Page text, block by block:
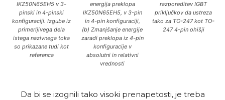
IKZ50N65EH5 v 3-
pinski in 4-pinski
konfiguraciji. Izgube iz
primerljivega dela
istega nazivnega toka
so prikazane tudi kot
referenca
energija preklopa
IKZ50N65EH5, v 3-pin
in 4-pin konfiguraciji,
(b) Zmanjšanje energije
zaradi preklopa iz 4-pin
konfiguracije v
absolutni in relativni
vrednosti
razporeditev IGBT
priključkov da ustreza
tako za TO-247 kot TO-
247 4-pin ohišji
Da bi se izognili tako visoki prenapetosti, je treba